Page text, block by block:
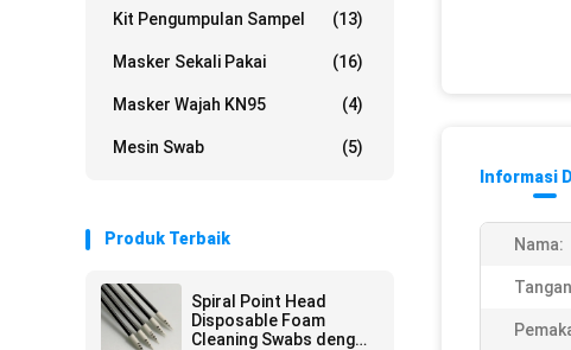
Kit Pengumpulan Sampel (13)
Masker Sekali Pakai (16)
Masker Wajah KN95 (4)
Mesin Swab (5)
Produk Terbaik
Spiral Point Head
Disposable Foam
Cleaning Swabs dengan
Informasi
Nama: